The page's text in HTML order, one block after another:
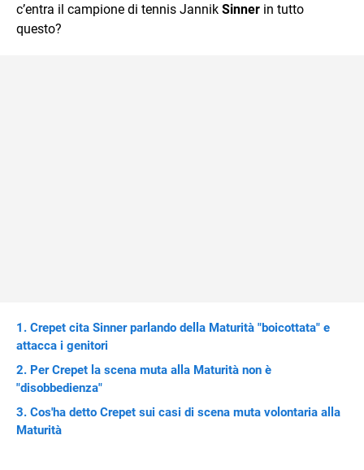
c’entra il campione di tennis Jannik Sinner in tutto
questo?
Crepet cita Sinner parlando della Maturità "boicottata" e
attacca i genitori
Per Crepet la scena muta alla Maturità non è
"disobbedienza"
Cos'ha detto Crepet sui casi di scena muta volontaria alla
Maturità